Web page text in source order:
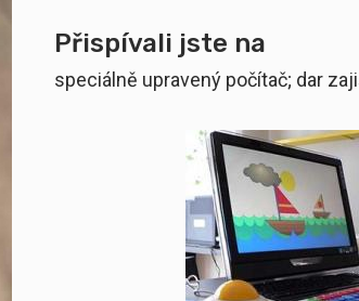
Přispívali jste na
speciálně upravený počítač; dar